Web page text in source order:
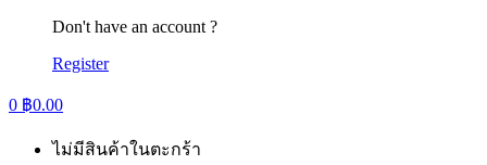
Don't have an account ?
Register
0 ฿0.00
ไม่มีสินค้าในตะกร้า